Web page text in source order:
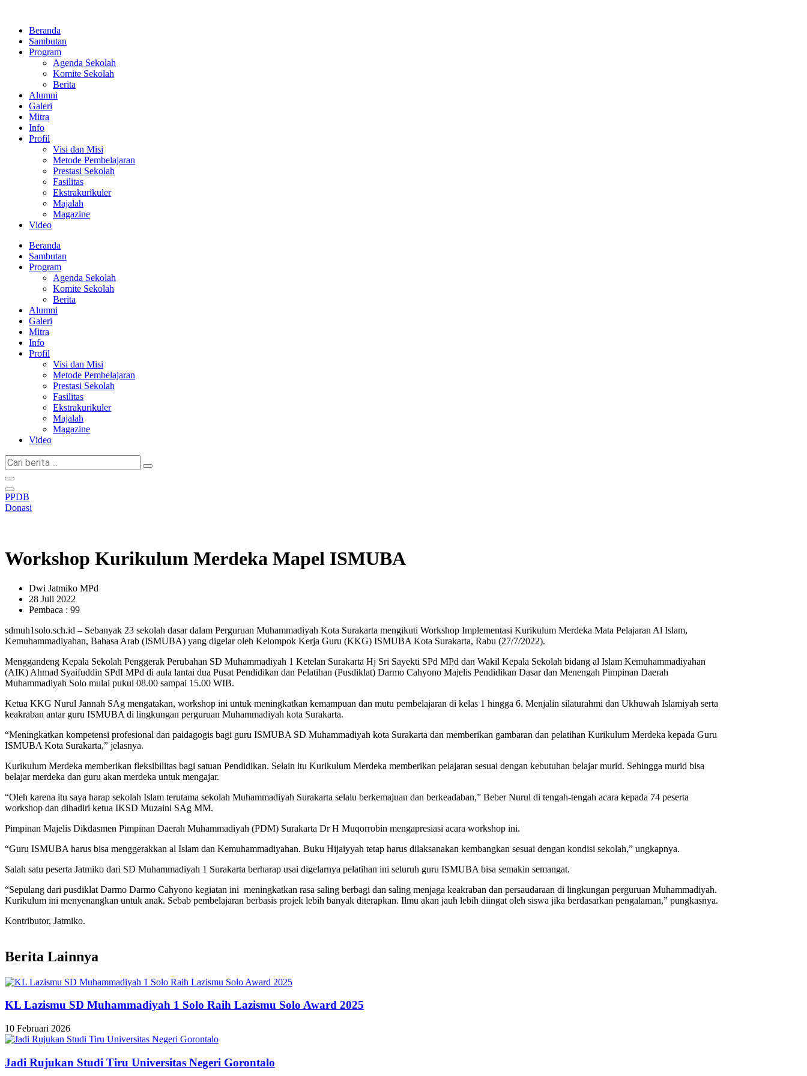
kontenBeranda
Sambutan
Program
Agenda Sekolah
Komite Sekolah
Berita
Alumni
Galeri
Mitra
Info
Profil
Visi dan Misi
Metode Pembelajaran
Prestasi Sekolah
Fasilitas
Ekstrakurikuler
Majalah
Magazine
Video
Beranda
Sambutan
Program
Agenda Sekolah
Komite Sekolah
Berita
Alumni
Galeri
Mitra
Info
Profil
Visi dan Misi
Metode Pembelajaran
Prestasi Sekolah
Fasilitas
Ekstrakurikuler
Majalah
Magazine
Video
Cari
berita
...
PPDB
Donasi
Workshop Kurikulum Merdeka Mapel ISMUBA
Dwi Jatmiko MPd
28 Juli 2022
Pembaca : 99
sdmuh1solo.sch.id – Sebanyak 23 sekolah dasar dalam Perguruan Muhammadiyah Kota Surakarta mengikuti Workshop Implementasi Kurikulum Merdeka Mata Pelajaran Al Islam,
Kemuhammadiyahan, Bahasa Arab (ISMUBA) yang digelar oleh Kelompok Kerja Guru (KKG) ISMUBA Kota Surakarta, Rabu (27/7/2022).
Menggandeng Kepala Sekolah Penggerak Perubahan SD Muhammadiyah 1 Ketelan Surakarta Hj Sri Sayekti SPd MPd dan Wakil Kepala Sekolah bidang al Islam Kemuhammadiyahan
(AIK) Ahmad Syaifuddin SPdI MPd di aula lantai dua Pusat Pendidikan dan Pelatihan (Pusdiklat) Darmo Cahyono Majelis Pendidikan Dasar dan Menengah Pimpinan Daerah
Muhammadiyah Solo mulai pukul 08.00 sampai 15.00 WIB.
Ketua KKG Nurul Jannah SAg mengatakan, workshop ini untuk meningkatkan kemampuan dan mutu pembelajaran di kelas 1 hingga 6. Menjalin silaturahmi dan Ukhuwah Islamiyah serta
keakraban antar guru ISMUBA di lingkungan perguruan Muhammadiyah kota Surakarta.
“Meningkatkan kompetensi profesional dan paidagogis bagi guru ISMUBA SD Muhammadiyah kota Surakarta dan memberikan gambaran dan pelatihan Kurikulum Merdeka kepada Guru
ISMUBA Kota Surakarta,” jelasnya.
Kurikulum Merdeka memberikan fleksibilitas bagi satuan Pendidikan. Selain itu Kurikulum Merdeka memberikan pelajaran sesuai dengan kebutuhan belajar murid. Sehingga murid bisa
belajar merdeka dan guru akan merdeka untuk mengajar.
“Oleh karena itu saya harap sekolah Islam terutama sekolah Muhammadiyah Surakarta selalu berkemajuan dan berkeadaban,” Beber Nurul di tengah-tengah acara kepada 74 peserta
workshop dan dihadiri ketua IKSD Muzaini SAg MM.
Pimpinan Majelis Dikdasmen Pimpinan Daerah Muhammadiyah (PDM) Surakarta Dr H Muqorrobin mengapresiasi acara workshop ini.
“Guru ISMUBA harus bisa menggerakkan al Islam dan Kemuhammadiyahan. Buku Hijaiyyah tetap harus dilaksanakan kembangkan sesuai dengan kondisi sekolah,” ungkapnya.
Salah satu peserta Jatmiko dari SD Muhammadiyah 1 Surakarta berharap usai digelarnya pelatihan ini seluruh guru ISMUBA bisa semakin semangat.
“Sepulang dari pusdiklat Darmo Darmo Cahyono kegiatan ini meningkatkan rasa saling berbagi dan saling menjaga keakraban dan persaudaraan di lingkungan perguruan Muhammadiyah.
Kurikulum ini menyenangkan untuk anak. Sebab pembelajaran berbasis projek lebih banyak diterapkan. Ilmu akan jauh lebih diingat oleh siswa jika berdasarkan pengalaman,” pungkasnya.
Kontributor, Jatmiko.
Berita Lainnya
KL Lazismu SD Muhammadiyah 1 Solo Raih Lazismu Solo Award 2025
10 Februari 2026
Jadi Rujukan Studi Tiru Universitas Negeri Gorontalo